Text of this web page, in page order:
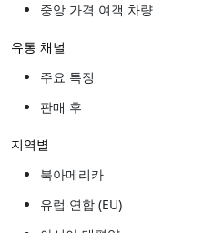
중앙 가격 여객 차량
유통 채널
주요 특징
판매 후
지역별
북아메리카
유럽 연합 (EU)